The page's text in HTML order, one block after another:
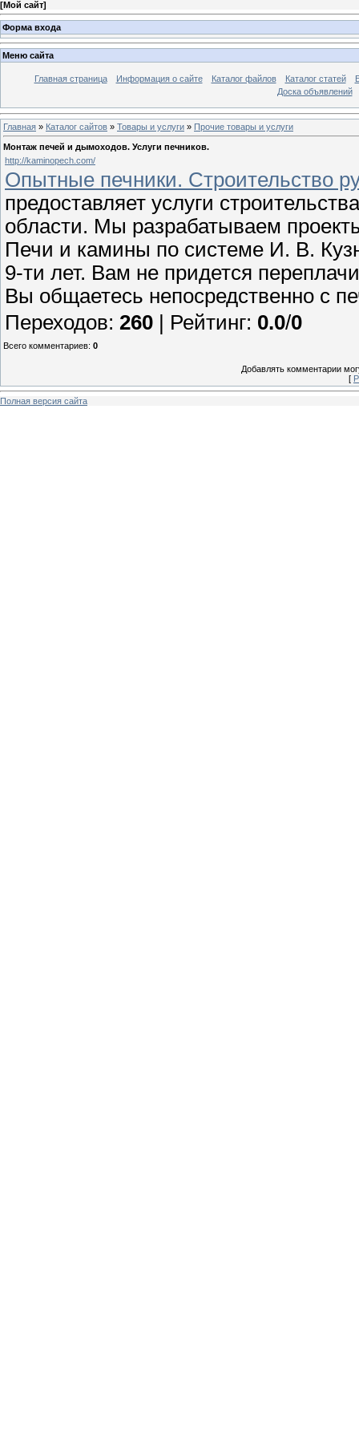
[Мой сайт]
Форма входа
Меню сайта
Главная страница Информация о сайте Каталог файлов Каталог статей
Доска объявлений
Главная » Каталог сайтов » Товары и услуги » Прочие товары и услуги
Монтаж печей и дымоходов. Услуги печников.
http://kaminopech.com/
Опытные печники. Строительство
предоставляет услуги
области. Мы разрабатываем
Печи и камины по системе И. В.
9-ти лет. Вам не придется
Вы общаетесь непосредственно с
Переходов: 260 | Рейтинг: 0.0/0
Всего комментариев: 0
Добавлять комментарии
[
Полная версия сайта